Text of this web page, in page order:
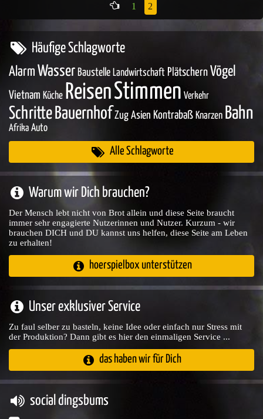
1 2
Häufige Schlagworte
Alarm Wasser Baustelle Landwirtschaft Plätschern Vögel
Vietnam Küche ReisenStimmen Verkehr
Schritte Bauernhof Zug Asien Kontrabaß Knarzen Bahn
Afrika Auto
Alle Schlagworte
Warum wir Dich brauchen?
Der Mensch lebt nicht von Brot allein und diese Seite braucht
immer sehr engagierte Nutzerinnen und Nutzer. Kurzum - wir
brauchen DICH und DU kannst uns helfen, diese Seite am Leben
zu erhalten!
hoerspielbox unterstützen
Unser exklusiver Service
Zu faul selber zu basteln, keine Idee oder einfach nur Stress mit
der Produktion? Dann gibt es hier den einmaligen Service ...
das haben wir für Dich
social dingsbums